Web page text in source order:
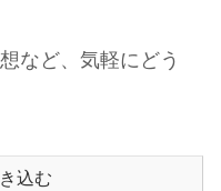
など、気軽にどう
込む